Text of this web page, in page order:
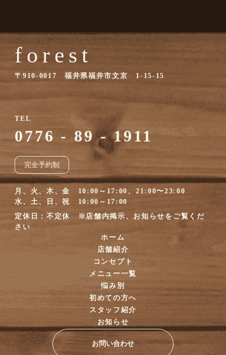
forest
〒910-0017 福井県福井市文京 1-15-15
TEL
0776 - 89 - 1911
完全予約制
月、火、木、金 10:00～17:00、21:00〜23:00
水、土、日、祝 10:00～17:00
定休日：不定休 ※店舗内掲示、お知らせをご覧くだ
さい
ホーム
店舗紹介
コンセプト
メニュー一覧
悩み別
初めての方へ
スタッフ紹介
お知らせ
お問い合わせ